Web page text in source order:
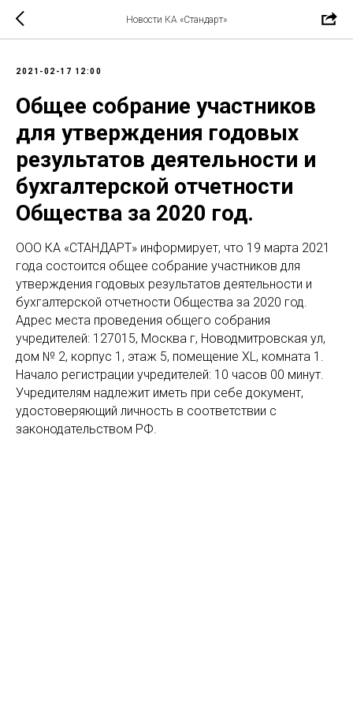
Новости КА «Стандарт»
2021-02-17 12:00
Общее собрание участников
для утверждения годовых
результатов деятельности и
бухгалтерской отчетности
Общества за 2020 год.
ООО КА «СТАНДАРТ» информирует, что 19 марта 2021
года состоится общее собрание участников для
утверждения годовых результатов деятельности и
бухгалтерской отчетности Общества за 2020 год.
Адрес места проведения общего собрания
учредителей: 127015, Москва г, Новодмитровская ул,
дом № 2, корпус 1, этаж 5, помещение XL, комната 1.
Начало регистрации учредителей: 10 часов 00 минут.
Учредителям надлежит иметь при себе документ,
удостоверяющий личность в соответствии с
законодательством РФ.